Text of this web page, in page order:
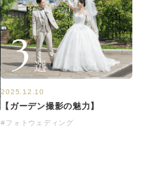
2025.12.10
【ガーデン撮影の魅力】
#フォトウェディング